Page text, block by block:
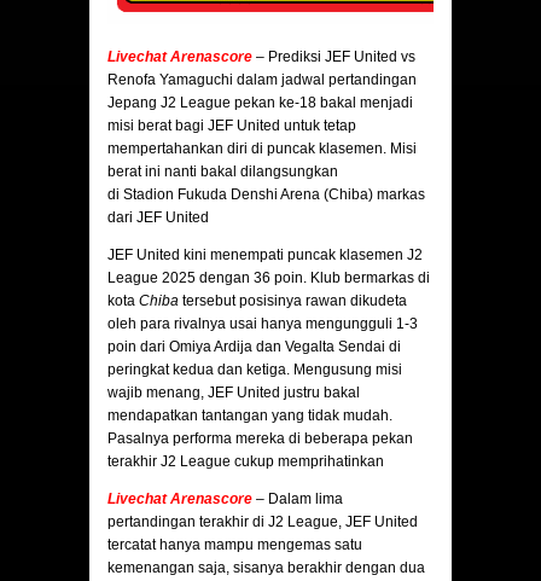
Livechat Arenascore – Prediksi JEF United vs
Renofa Yamaguchi dalam jadwal pertandingan
Jepang J2 League pekan ke-18 bakal menjadi
misi berat bagi JEF United untuk tetap
mempertahankan diri di puncak klasemen. Misi
berat ini nanti bakal dilangsungkan
di Stadion Fukuda Denshi Arena (Chiba) markas
dari JEF United
JEF United kini menempati puncak klasemen J2
League 2025 dengan 36 poin. Klub bermarkas di
kota Chiba tersebut posisinya rawan dikudeta
oleh para rivalnya usai hanya mengungguli 1-3
poin dari Omiya Ardija dan Vegalta Sendai di
peringkat kedua dan ketiga. Mengusung misi
wajib menang, JEF United justru bakal
mendapatkan tantangan yang tidak mudah.
Pasalnya performa mereka di beberapa pekan
terakhir J2 League cukup memprihatinkan
Livechat Arenascore – Dalam lima
pertandingan terakhir di J2 League, JEF United
tercatat hanya mampu mengemas satu
kemenangan saja, sisanya berakhir dengan dua